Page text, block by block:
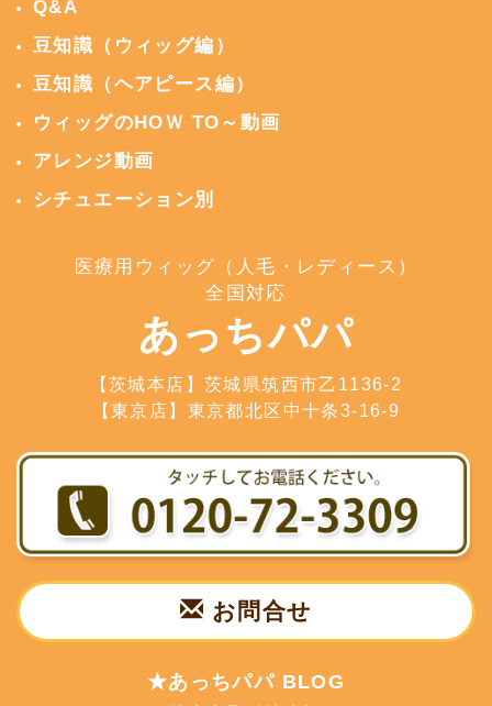
Q&A
豆知識（ウィッグ編）
豆知識（ヘアピース編）
ウィッグのHOＷ TO～動画
アレンジ動画
シチュエーション別
医療用ウィッグ（人毛・レディース）
全国対応
あっちパパ
【茨城本店】茨城県筑西市乙1136-2
【東京店】東京都北区中十条3-16-9
お問合せ
★あっちパパ BLOG